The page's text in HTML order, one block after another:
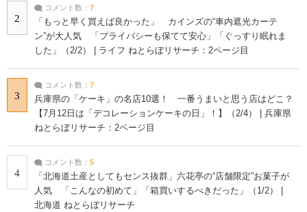
2
コメント数： 7
「もっと早く買えば良かった」 カインズの“車内遮光カーテ
ン”が大人気 「プライバシーも保てて安心」「ぐっすり眠れま
した」（2/2） | ライフ ねとらぼリサーチ：2ページ目
3
コメント数： 7
兵庫県の「ケーキ」の名店10選！ 一番うまいと思う店はどこ？
【7月12日は「デコレーションケーキの日」！】（2/4） | 兵庫県
ねとらぼリサーチ：2ページ目
4
コメント数： 5
「北海道土産としてもセンス抜群」六花亭の“店舗限定”お菓子が
人気 「こんなの初めて」「箱買いするべきだった」（1/2） |
北海道 ねとらぼリサーチ